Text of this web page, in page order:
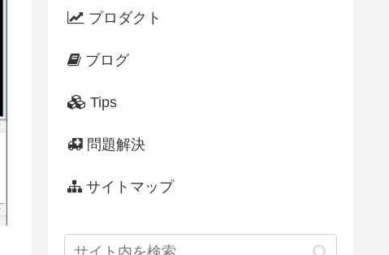
プロダクト
ブログ
Tips
問題解決
サイトマップ